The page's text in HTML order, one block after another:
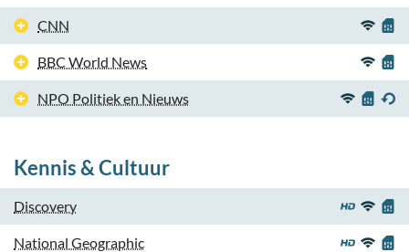
CNN
BBC World News
NPO Politiek en Nieuws
Kennis & Cultuur
Discovery
National Geographic